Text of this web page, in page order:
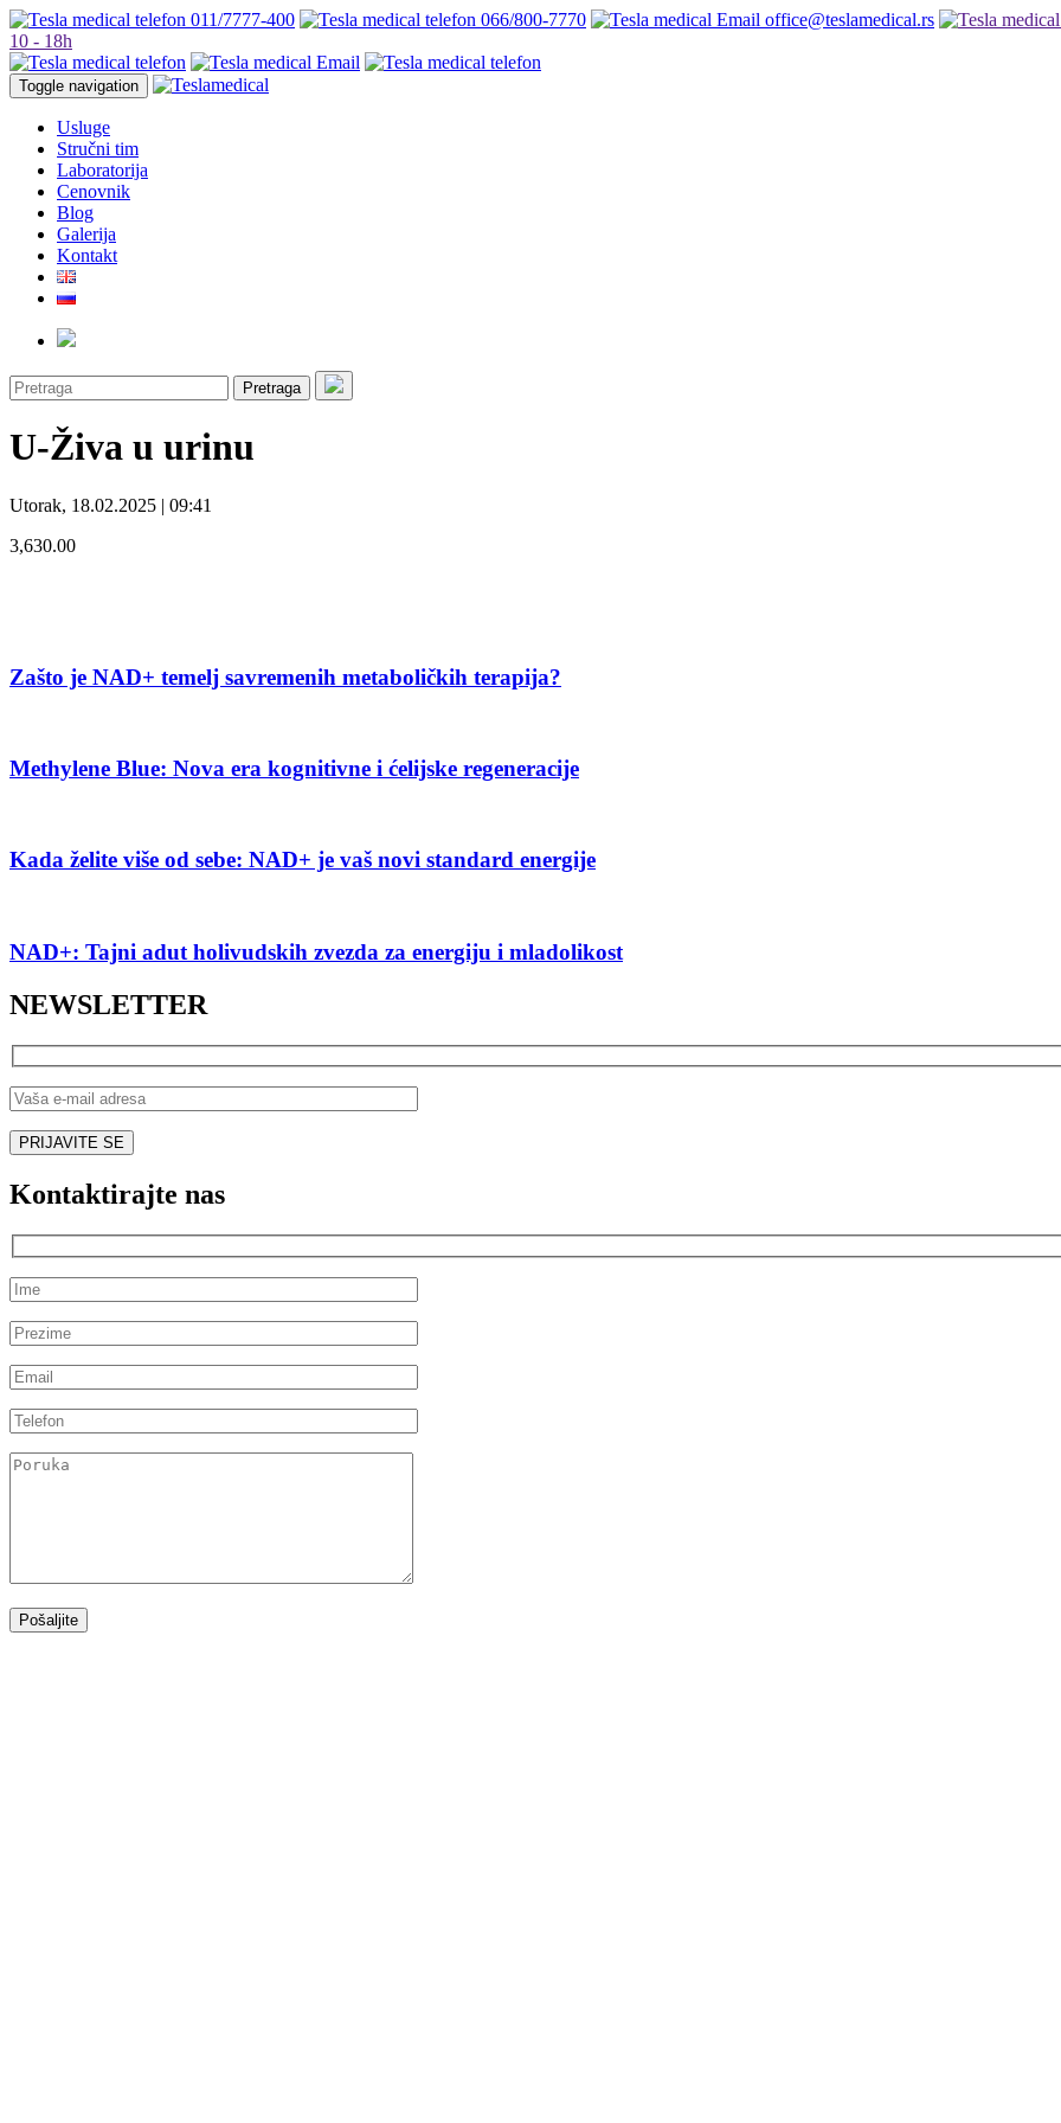
011/7777-400 066/800-7770 office@teslamedical.rs
10 - 18h
Toggle navigation
Usluge
Stručni tim
Laboratorija
Cenovnik
Blog
Galerija
Kontakt
Pretraga
U-Živa u urinu
Utorak, 18.02.2025 | 09:41
3,630.00
Zašto je NAD+ temelj savremenih metaboličkih terapija?
Methylene Blue: Nova era kognitivne i ćelijske regeneracije
Kada želite više od sebe: NAD+ je vaš novi standard energije
NAD+: Tajni adut holivudskih zvezda za energiju i mladolikost
NEWSLETTER
Kontaktirajte nas